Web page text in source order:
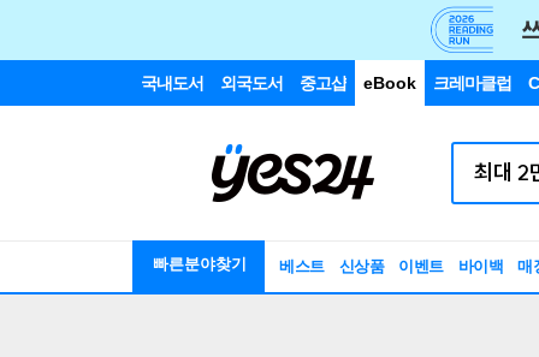
국내도서 외국도서 중고샵 eBook 크레마클럽
빠른분야찾기 베스트 신상품 이벤트 바이백 매